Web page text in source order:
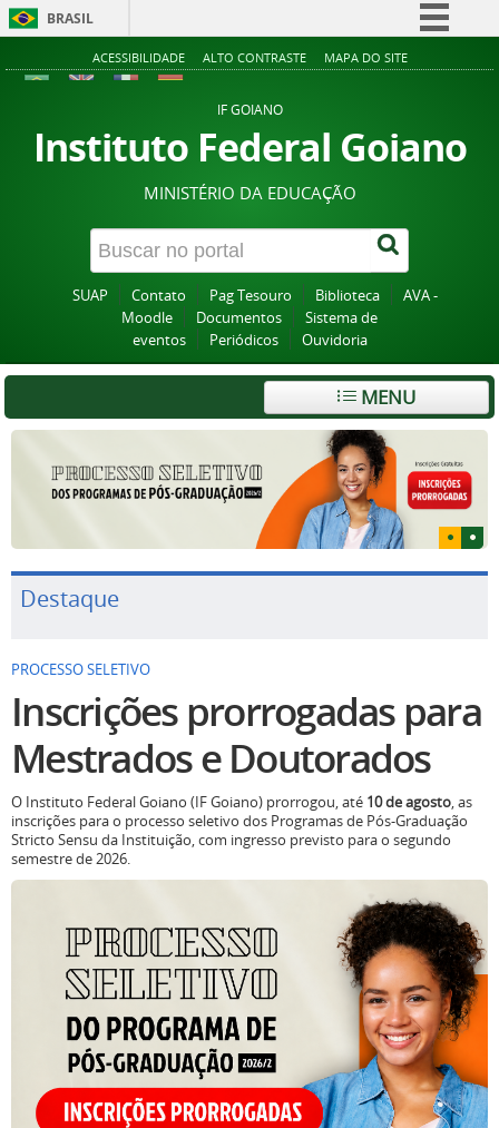
BRASIL
Simplifique!
Acesso à informação
Legislação
Canais
ACESSIBILIDADE ALTO CONTRASTE MAPA DO SITE
IF GOIANO
Instituto Federal Goiano
MINISTÉRIO DA EDUCAÇÃO
SUAP Contato Pag Tesouro Biblioteca
AVA -
Moodle
Documentos
Sistema de
eventos
Periódicos Ouvidoria
MENU
Destaque
PROCESSO SELETIVO
Inscrições prorrogadas para
Mestrados e Doutorados
O Instituto Federal Goiano (IF Goiano) prorrogou, até 10 de agosto, as
inscrições para o processo seletivo dos Programas de Pós-Graduação
Stricto Sensu da Instituição, com ingresso previsto para o segundo
semestre de 2026.